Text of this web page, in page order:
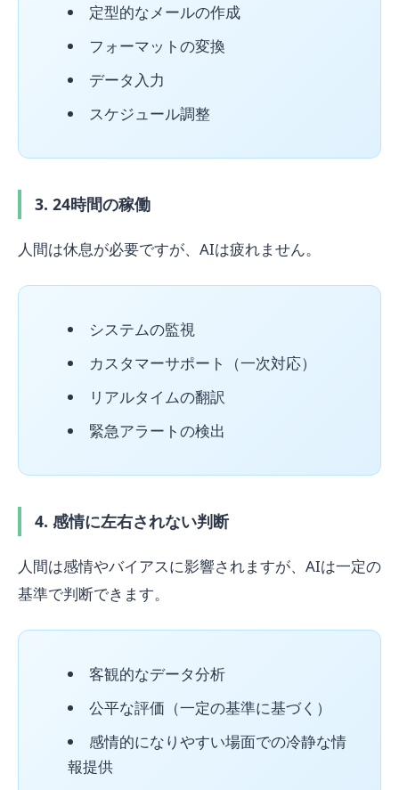
定型的なメールの作成
フォーマットの変換
データ入力
スケジュール調整
3. 24時間の稼働
人間は休息が必要ですが、AIは疲れません。
システムの監視
カスタマーサポート（一次対応）
リアルタイムの翻訳
緊急アラートの検出
4. 感情に左右されない判断
人間は感情やバイアスに影響されますが、AIは一定の
基準で判断できます。
客観的なデータ分析
公平な評価（一定の基準に基づく）
感情的になりやすい場面での冷静な情
報提供